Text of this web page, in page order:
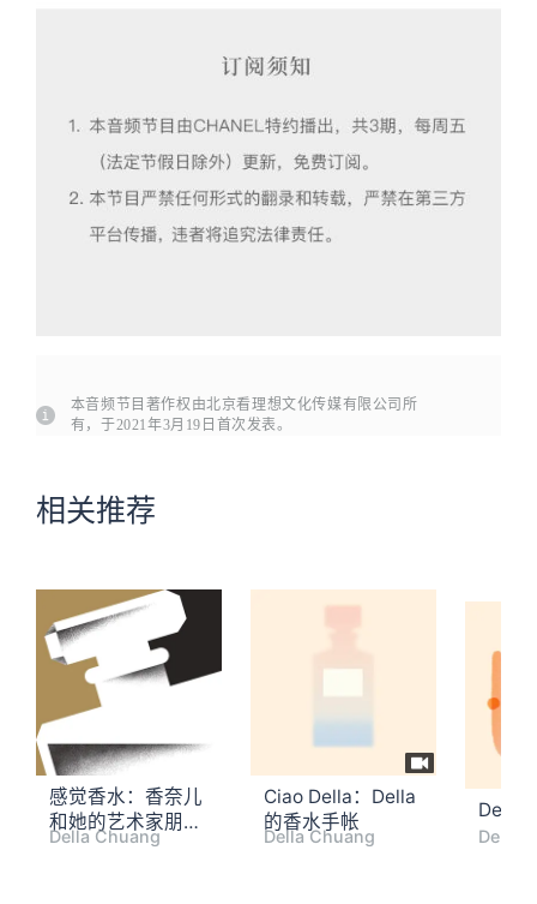
本音频节目著作权由北京看理想文化传媒有限公司所
有，于2021年3月19日首次发表。
相关推荐
感觉香水：香奈儿
和她的艺术家朋友
圈
Della Chuang
Ciao Della：Della
的香水手帐
Della Chuang
Della
Della